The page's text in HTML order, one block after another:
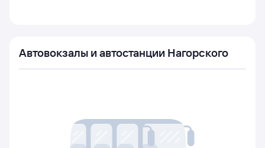
Автовокзалы и автостанции Нагорского